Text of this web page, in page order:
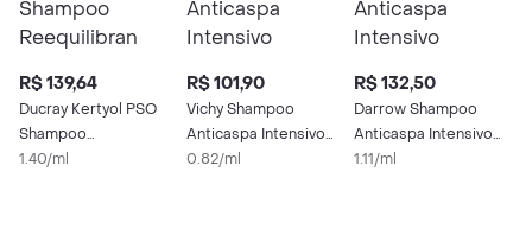
R$ 139,64
Ducray Kertyol PSO
Shampoo
Reequilibrante 100ml
1.40/ml
R$ 101,90
Vichy Shampoo
Anticaspa Intensivo
Dercos
0.82/ml
R$ 132,50
Darrow Shampoo
Anticaspa Intensivo
Doctar Plus
1.11/ml